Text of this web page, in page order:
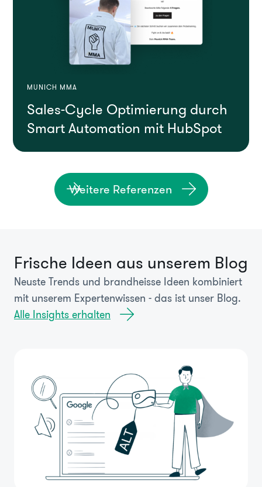
MUNICH MMA
Sales-Cycle Optimierung durch
Smart Automation mit HubSpot
Weitere Referenzen
Frische Ideen aus unserem Blog
Neuste Trends und brandheisse Ideen kombiniert
mit unserem Expertenwissen - das ist unser Blog.
Alle Insights erhalten